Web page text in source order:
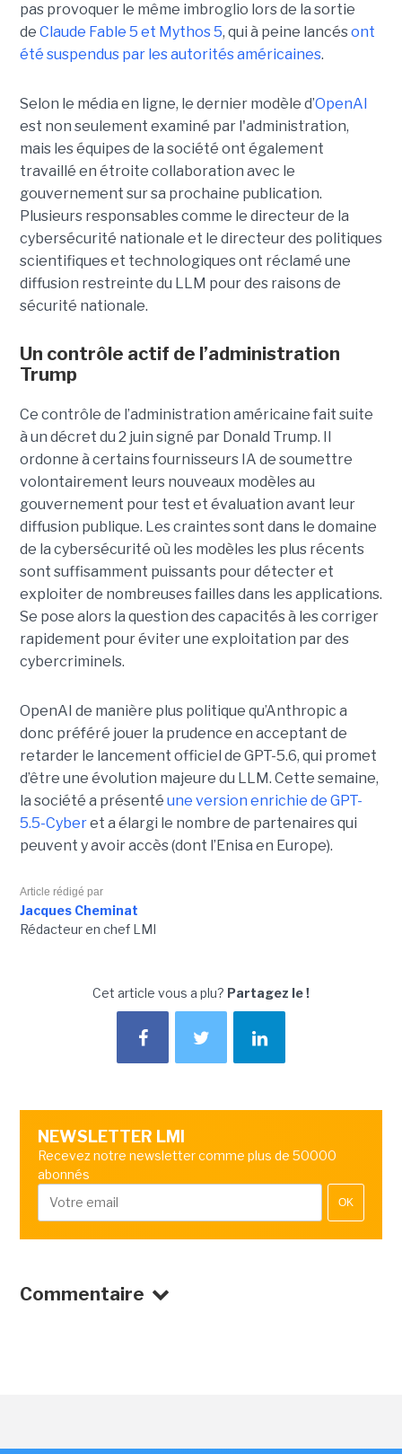
pas provoquer le même imbroglio lors de la sortie
de Claude Fable 5 et Mythos 5, qui à peine lancésont
été suspendus par les autorités américaines.
Selon le média en ligne, le dernier modèle d’OpenAI
est non seulement examiné par l'administration,
mais les équipes de la société ont également
travaillé en étroite collaboration avec le
gouvernement sur sa prochaine publication.
Plusieurs responsables comme le directeur de la
cybersécurité nationale et le directeur des politiques
scientifiques et technologiques ont réclamé une
diffusion restreinte du LLM pour des raisons de
sécurité nationale.
Un contrôle actif de l’administration
Trump
Ce contrôle de l’administration américaine fait suite
à un décret du 2 juin signé par Donald Trump. Il
ordonne à certains fournisseurs IA de soumettre
volontairement leurs nouveaux modèles au
gouvernement pour test et évaluation avant leur
diffusion publique. Les craintes sont dans le domaine
de la cybersécurité où les modèles les plus récents
sont suffisamment puissants pour détecter et
exploiter de nombreuses failles dans les applications.
Se pose alors la question des capacités à les corriger
rapidement pour éviter une exploitation par des
cybercriminels.
OpenAI de manière plus politique qu’Anthropic a
donc préféré jouer la prudence en acceptant de
retarder le lancement officiel de GPT-5.6, qui promet
d’être une évolution majeure du LLM. Cette semaine,
la société a présenté une version enrichie de GPT-
5.5-Cyberet a élargi le nombre de partenaires qui
peuvent y avoir accès (dont l’Enisa en Europe).
Article rédigé par
Jacques Cheminat
Rédacteur en chef LMI
Cet article vous a plu? Partagez le !
NEWSLETTER LMI
Recevez notre newsletter comme plus de 50000
abonnés
OK
Commentaire